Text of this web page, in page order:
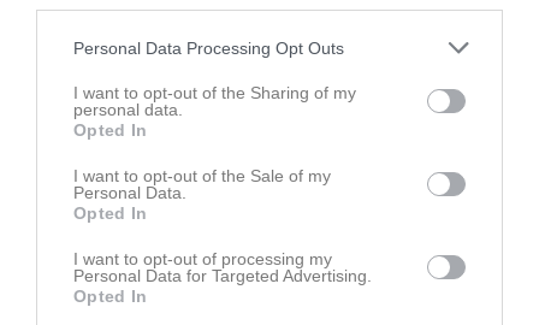
Personal Data Processing Opt Outs
I want to opt-out of the Sharing of my
personal data.
Opted In
I want to opt-out of the Sale of my
Personal Data.
Opted In
I want to opt-out of processing my
Personal Data for Targeted Advertising.
Opted In
23 jun
Tack alla midsommarfunktionärer
Ingen video uppladdad
Logga in och ladda upp ert första klipp